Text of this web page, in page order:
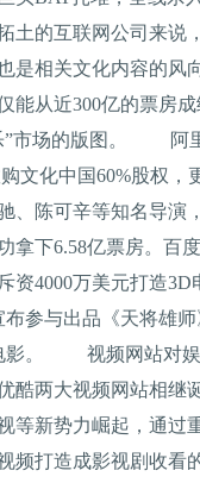
土的互联网公司来说
是相关文化内容的风
能从近300亿的票房
”市场的版图。 阿里
文化中国60%股权，
、陈可辛等知名导演
拿下6.58亿票房。百
资4000万美元打造
参与出品《天将雄师
影。 视频网站对娱
酷两大视频网站相继
等新势力崛起，通过
频打造成影视剧收看